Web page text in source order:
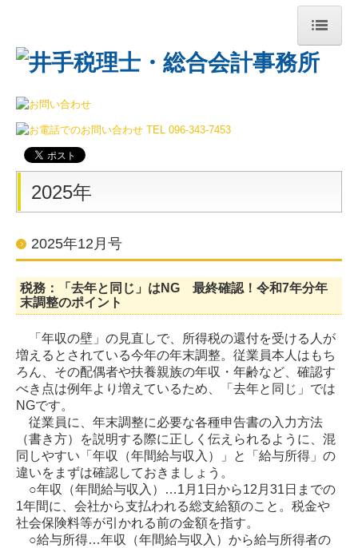
ホーム
事務所案内
セミナー案内
業務案内
料金について
採用情報
2026年
2025年
2024年
2023年
2022年
2025年
2025年12月号
税務：「去年と同じ」はNG 最終確認！令和7年分年
末調整のポイント
「年収の壁」の見直しで、所得税の還付を受ける人が
増えるとされている今年の年末調整。従業員本人はもち
ろん、その配偶者や扶養親族の年収・年齢など、確認す
べき点は例年より増えているため、「去年と同じ」では
NGです。
従業員に、年末調整に必要な各種申告書の入力方法
（書き方）を説明する際に正しく伝えられるように、混
同しやすい「年収（年間給与収入）」と「給与所得」の
違いをまずは確認しておきましょう。
○年収（年間給与収入）…1月1日から12月31日までの
1年間に、会社から支払われる総支給額のこと。税金や
社会保険料等が引かれる前の金額を指す。
○給与所得…年収（年間給与収入）から給与所得者の